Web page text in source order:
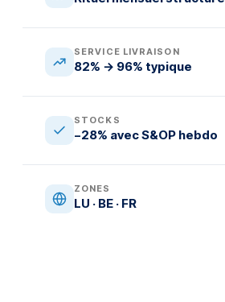
SERVICE LIVRAISON
82% → 96% typique
STOCKS
−28% avec S&OP hebdo
ZONES
LU · BE · FR